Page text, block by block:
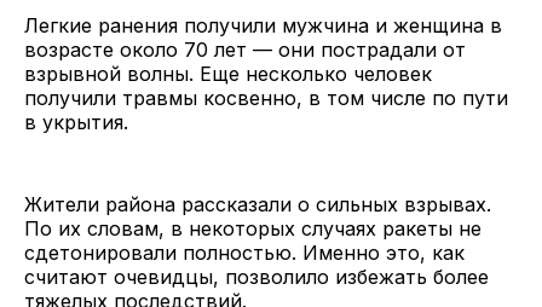
Легкие ранения получили мужчина и женщина в
возрасте около 70 лет — они пострадали от
взрывной волны. Еще несколько человек
получили травмы косвенно, в том числе по пути
в укрытия.
Жители района рассказали о сильных взрывах.
По их словам, в некоторых случаях ракеты не
сдетонировали полностью. Именно это, как
считают очевидцы, позволило избежать более
тяжелых последствий.